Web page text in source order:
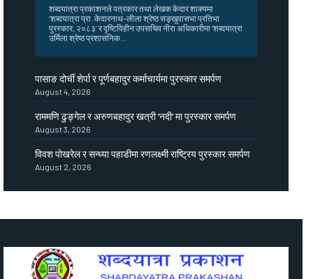
शब्दयात्रा प्रकाशनले पत्रकार तथा लेखक केदार शाक्यमा
‘शब्दयात्रा प्रा. केदारनाथ–लीला श्रेष्ठ सङ्खुवासभा प्रतिभा
पुरस्कार, २०८३’ र दृष्टिविहीन उपसचिव नीरा अधिकारीमा ‘शब्दयात्रा
उर्मिला श्रेष्ठ प्रशासनिक...
पासाङ दोर्ची शेर्पा र पूर्णबहादुर कर्माचार्यमा पुरस्कार समर्पण
August 4, 2026
राममणि ढुङ्गेल र अरुणबहादुर खत्री ‘नदी’ मा पुरस्कार समर्पण
August 3, 2026
विवश पोखरेल र सन्ध्या पहाडीमा रणलक्ष्मी राष्ट्रिय पुरस्कार समर्पण
August 2, 2026